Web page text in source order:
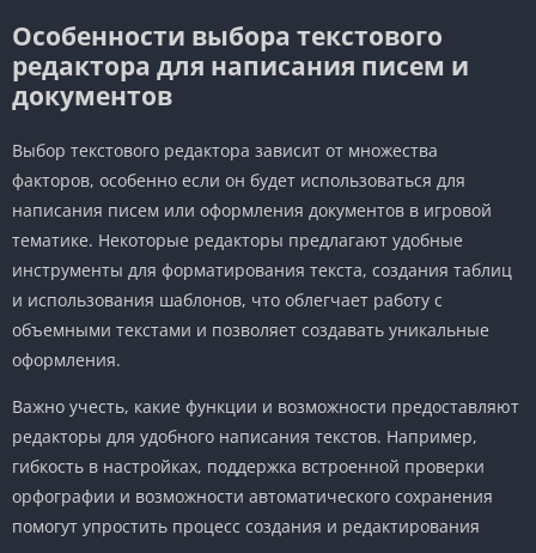
Особенности выбора текстового
редактора для написания писем и
документов
Выбор текстового редактора зависит от множества
факторов, особенно если он будет использоваться для
написания писем или оформления документов в игровой
тематике. Некоторые редакторы предлагают удобные
инструменты для форматирования текста, создания таблиц
и использования шаблонов, что облегчает работу с
объемными текстами и позволяет создавать уникальные
оформления.
Важно учесть, какие функции и возможности предоставляют
редакторы для удобного написания текстов. Например,
гибкость в настройках, поддержка встроенной проверки
орфографии и возможности автоматического сохранения
помогут упростить процесс создания и редактирования